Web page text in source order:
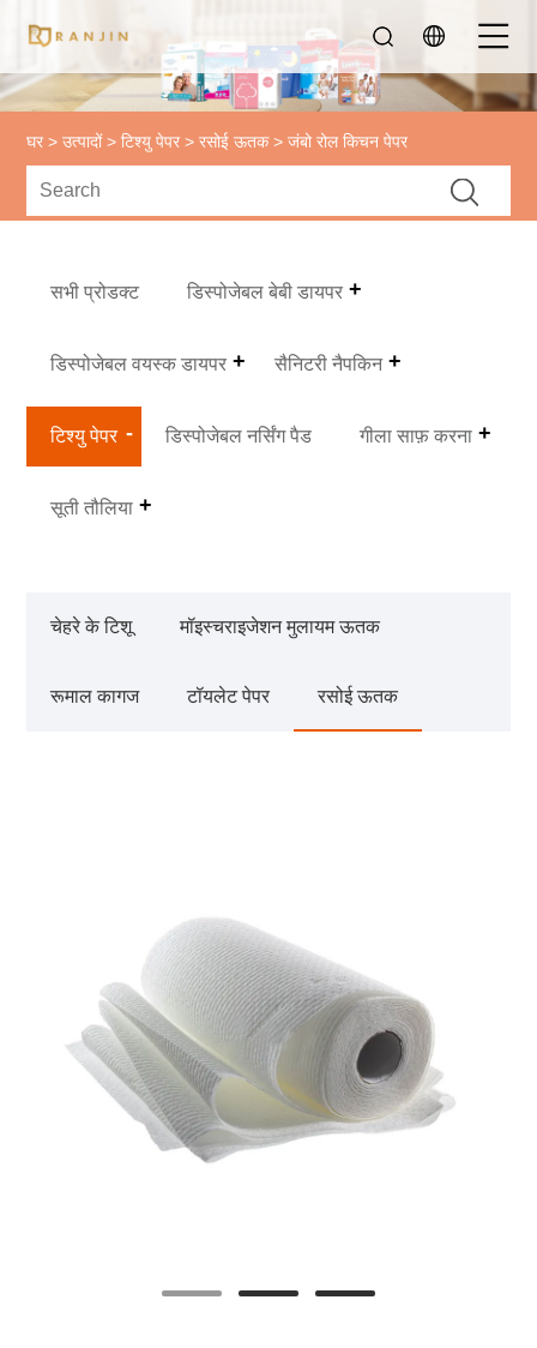
घर > उत्पादों>टिश्यु पेपर >रसोई ऊतक> जंबो रोल किचन पेपर
सभी प्रोडक्ट डिस्पोजेबल बेबी डायपर
डिस्पोजेबल वयस्क डायपर सैनिटरी नैपकिन
टिश्यु पेपर डिस्पोजेबल नर्सिंग पैड गीला साफ़ करना
सूती तौलिया
चेहरे के टिशू मॉइस्चराइजेशन मुलायम ऊतक
रूमाल कागज टॉयलेट पेपर रसोई ऊतक